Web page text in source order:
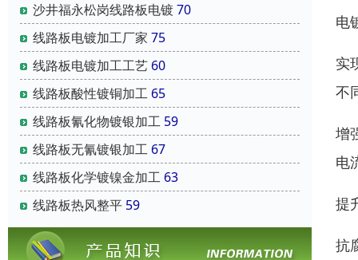
沙井福永松岗线路板电镀70
线路板电镀加工厂家 75
线路板电镀加工工艺 60
线路板酸性镀铜加工 65
线路板氰化物镀银加工 59
线路板无氰镀银加工 67
线路板化学镀镍金加工 63
线路板热风整平 59
电
实
不
增
电
提
抗